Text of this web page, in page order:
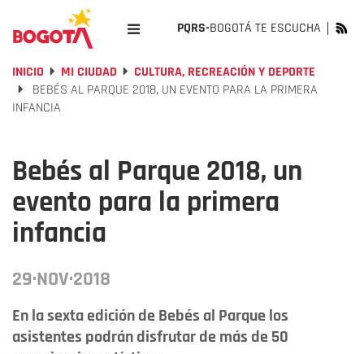
PQRS-BOGOTÁ TE ESCUCHA
INICIO MI CIUDAD
CULTURA, RECREACIÓN Y DEPORTE
BEBÉS AL PARQUE 2018, UN EVENTO PARA LA PRIMERA
INFANCIA
Bebés al Parque 2018, un
evento para la primera
infancia
29·NOV·2018
En la sexta edición de Bebés al Parque los
asistentes podrán disfrutar de más de 50